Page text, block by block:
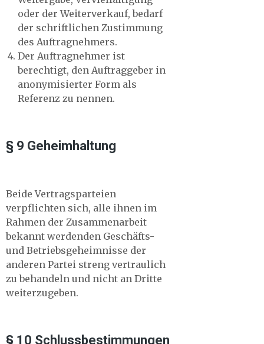
oder der Weiterverkauf, bedarf
der schriftlichen Zustimmung
des Auftragnehmers.
Der Auftragnehmer ist
berechtigt, den Auftraggeber in
anonymisierter Form als
Referenz zu nennen.
§ 9 Geheimhaltung
Beide Vertragsparteien
verpflichten sich, alle ihnen im
Rahmen der Zusammenarbeit
bekannt werdenden Geschäfts-
und Betriebsgeheimnisse der
anderen Partei streng vertraulich
zu behandeln und nicht an Dritte
weiterzugeben.
§ 10 Schlussbestimmungen